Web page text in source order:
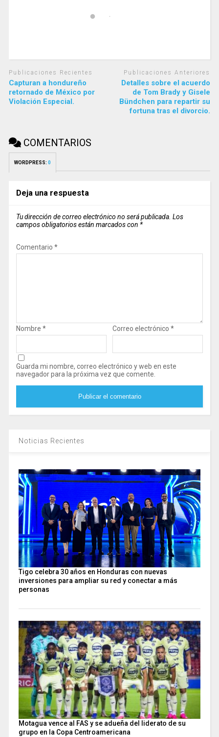
Publicaciones Recientes
Capturan a hondureño
retornado de México por
Violación Especial.
Publicaciones Anteriores
Detalles sobre el acuerdo
de Tom Brady y Gisele
Bündchen para repartir su
fortuna tras el divorcio.
COMENTARIOS
WORDPRESS: 0
Deja una respuesta
Tu dirección de correo electrónico no será publicada. Los
campos obligatorios están marcados con *
Comentario *
Nombre * Correo electrónico *
Guarda mi nombre, correo electrónico y web en este
navegador para la próxima vez que comente.
Noticias Recientes
Tigo celebra 30 años en Honduras con nuevas
inversiones para ampliar su red y conectar a más
personas
Motagua vence al FAS y se adueña del liderato de su
grupo en la Copa Centroamericana